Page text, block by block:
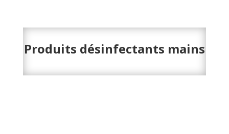
Produits désinfectants mains